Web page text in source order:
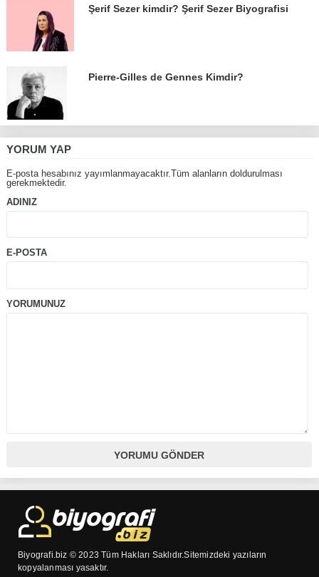
Şerif Sezer kimdir? Şerif Sezer Biyografisi
Pierre-Gilles de Gennes Kimdir?
YORUM YAP
E-posta hesabınız yayımlanmayacaktır.Tüm alanların doldurulması
gerekmektedir.
ADINIZ
E-POSTA
YORUMUNUZ
Biyografi.biz © 2023 Tüm Hakları Saklıdır.Sitemizdeki yazıların
kopyalanması yasaktır.